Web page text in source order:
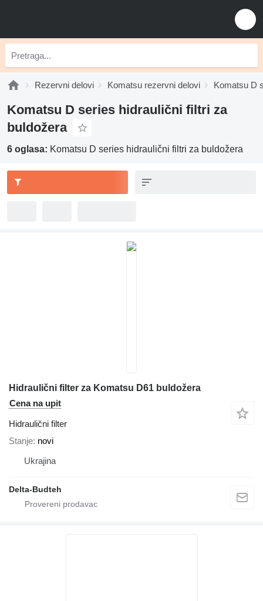
Rezervni delovi Komatsu rezervni delovi Komatsu D
Komatsu D series hidraulični filtri za
buldožera
6 oglasa: Komatsu D series hidraulični filtri za buldožera
Hidraulični filter za Komatsu D61 buldožera
Cena na upit
Hidraulični filter
Stanje novi
Ukrajina
Delta-Budteh